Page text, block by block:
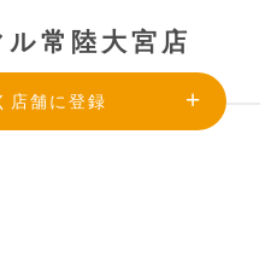
常陸大宮店
店舗に登録